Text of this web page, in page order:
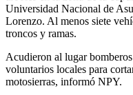
Universidad Nacional de
Lorenzo. Al menos siete
troncos y ramas.
Acudieron al lugar
voluntarios locales para
motosierras, informó NPY.